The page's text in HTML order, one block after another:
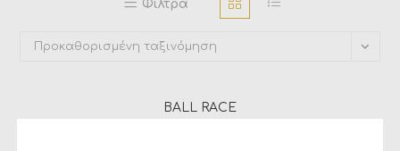
Φίλτρα
Προκαθορισμένη ταξινόμηση
BALL RACE